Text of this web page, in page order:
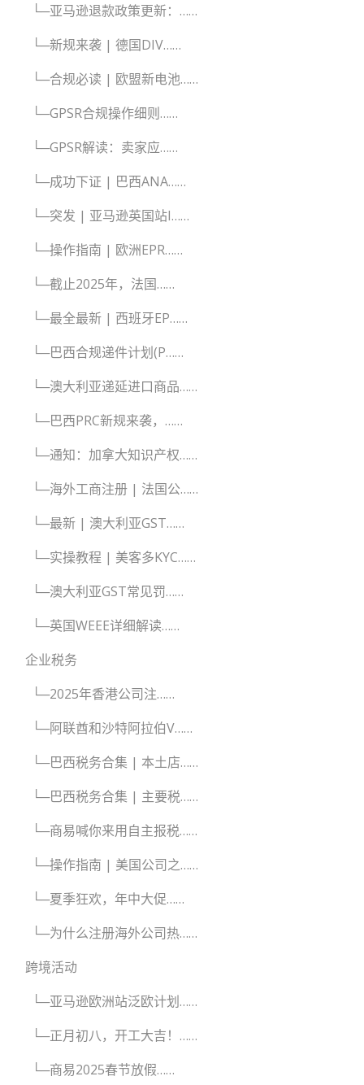
└─亚马逊退款政策更新：……
└─新规来袭 | 德国DIV……
└─合规必读 | 欧盟新电池……
└─GPSR合规操作细则……
└─GPSR解读：卖家应……
└─成功下证 | 巴西ANA……
└─突发 | 亚马逊英国站I……
└─操作指南 | 欧洲EPR……
└─截止2025年，法国……
└─最全最新 | 西班牙EP……
└─巴西合规递件计划(P……
└─澳大利亚递延进口商品……
└─巴西PRC新规来袭，……
└─通知：加拿大知识产权……
└─海外工商注册 | 法国公……
└─最新 | 澳大利亚GST……
└─实操教程 | 美客多KYC……
└─澳大利亚GST常见罚……
└─英国WEEE详细解读……
企业税务
└─2025年香港公司注……
└─阿联酋和沙特阿拉伯V……
└─巴西税务合集 | 本土店……
└─巴西税务合集 | 主要税……
└─商易喊你来用自主报税……
└─操作指南 | 美国公司之……
└─夏季狂欢，年中大促……
└─为什么注册海外公司热……
跨境活动
└─亚马逊欧洲站泛欧计划……
└─正月初八，开工大吉！……
└─商易2025春节放假……